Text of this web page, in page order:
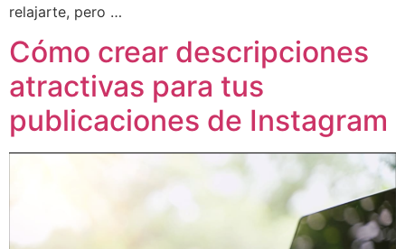
relajarte, pero …
Cómo crear descripciones
atractivas para tus
publicaciones de Instagram